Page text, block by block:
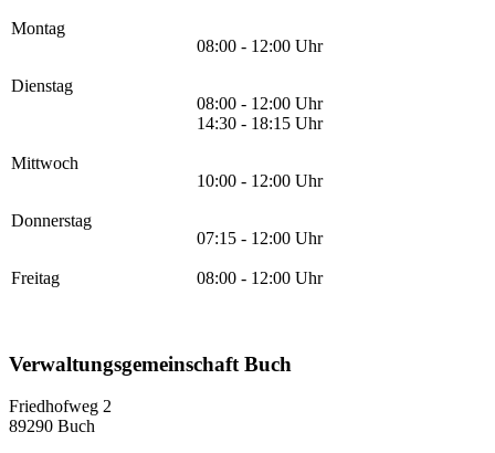
Montag
08:00 - 12:00 Uhr
Dienstag
08:00 - 12:00 Uhr
14:30 - 18:15 Uhr
Mittwoch
10:00 - 12:00 Uhr
Donnerstag
07:15 - 12:00 Uhr
Freitag 08:00 - 12:00 Uhr
Verwaltungsgemeinschaft Buch
Friedhofweg 2
89290 Buch